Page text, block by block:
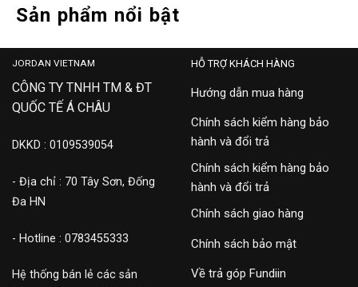
Sản phẩm nổi bật
JORDAN VIETNAM
CÔNG TY TNHH TM & ĐT
QUỐC TẾ Á CHÂU
DKKD : 0109539054
- Địa chỉ : 70 Tây Sơn, Đống
Đa HN
- Hotline : 0783455333
Hệ thống bán lẻ các sản
HỖ TRỢ KHÁCH HÀNG
Hướng dẫn mua hàng
Chính sách kiểm hàng bảo
hành và đổi trả
Chính sách kiểm hàng bảo
hành và đổi trả
Chính sách giao hàng
Chính sách bảo mật
Về trả góp Fundiin